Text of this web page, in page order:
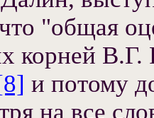
"общая
корней В.Г.
и потому
на все